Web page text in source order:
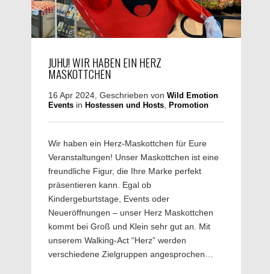
JUHU! WIR HABEN EIN HERZ
MASKOTTCHEN
16 Apr 2024, Geschrieben von Wild Emotion
Events in Hostessen und Hosts Promotion
Wir haben ein Herz-Maskottchen für Eure
Veranstaltungen! Unser Maskottchen ist eine
freundliche Figur, die Ihre Marke perfekt
präsentieren kann. Egal ob
Kindergeburtstage, Events oder
Neueröffnungen – unser Herz Maskottchen
kommt bei Groß und Klein sehr gut an. Mit
unserem Walking-Act “Herz” werden
verschiedene Zielgruppen angesprochen…